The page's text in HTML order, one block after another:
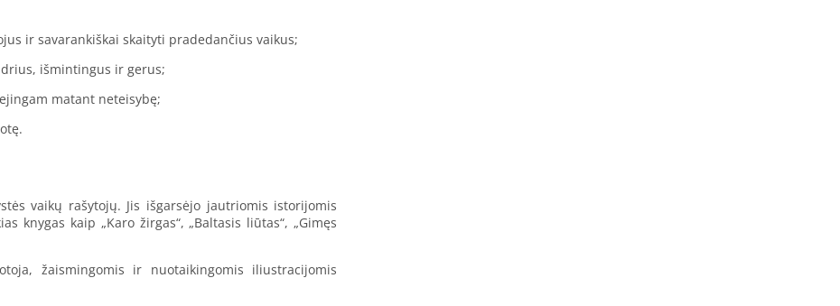
ir savarankiškai skaityti pradedančius vaikus;
išmintingus ir gerus;
matant neteisybę;
vaikų rašytojų. Jis išgarsėjo jautriomis istorijomis
knygas kaip „Karo žirgas“, „Baltasis liūtas“, „Gimęs
žaismingomis ir nuotaikingomis iliustracijomis